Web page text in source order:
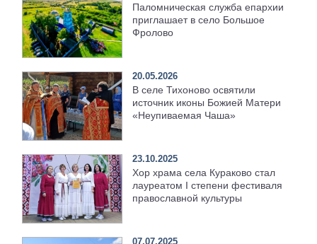
Паломническая служба епархии
приглашает в село Большое
Фролово
20.05.2026
В селе Тихоново освятили
источник иконы Божией Матери
«Неупиваемая Чаша»
23.10.2025
Хор храма села Кураково стал
лауреатом I степени фестиваля
православной культуры
07.07.2025